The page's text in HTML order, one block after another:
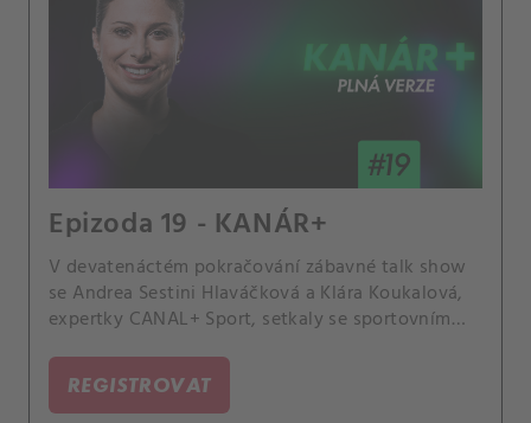
Epizoda 19 - KANÁR+
V devatenáctém pokračování zábavné talk show
se Andrea Sestini Hlaváčková a Klára Koukalová,
expertky CANAL+ Sport, setkaly se sportovním
Kordu či právě Hlaváčkovou? Na čem ztroskotalo
jeho působení ve fotbalovém Baníku? A kolik
REGISTROVAT